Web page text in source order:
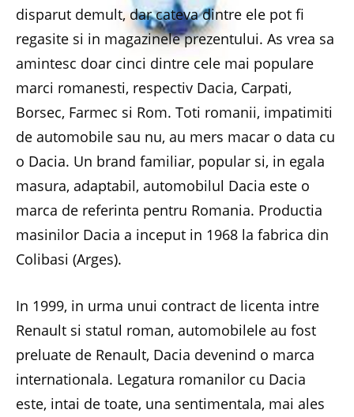
disparut demult, dar cateva dintre ele pot fi
regasite si in magazinele prezentului. As vrea sa
amintesc doar cinci dintre cele mai populare
marci romanesti, respectiv Dacia, Carpati,
Borsec, Farmec si Rom. Toti romanii, impatimiti
de automobile sau nu, au mers macar o data cu
o Dacia. Un brand familiar, popular si, in egala
masura, adaptabil, automobilul Dacia este o
marca de referinta pentru Romania. Productia
masinilor Dacia a inceput in 1968 la fabrica din
Colibasi (Arges).
In 1999, in urma unui contract de licenta intre
Renault si statul roman, automobilele au fost
preluate de Renault, Dacia devenind o marca
internationala. Legatura romanilor cu Dacia
este, intai de toate, una sentimentala, mai ales